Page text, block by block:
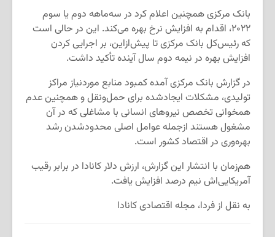
بانک مرکزی همچنین اعلام کرد در سه‌ماهه دوم یا سوم
۲۰۲۲، اقدام به افزایش نرخ بهره می‌کند. این در حالی است
که رئیس‌کل بانک مرکزی تا پیش‌ازاین، بر اجرایی کردن
افزایش بهره در نیمه دوم سال آینده تأکید داشت.
در گزارش بانک مرکزی آمده کمبود منابع موردنیاز مراکز
تولیدی، مشکلات ایجادشده برای حمل‌ونقل و همچنین عدم
همخوانی تخصص نیروهای انسانی با مشاغلی که در آن
مشغول هستند ازجمله عوامل اصلی محدودشدن رشد
بهره‌وری در اقتصاد کشور است.
هم‌زمان با انتشار این گزارش، ارزش دلار کانادا در برابر رقیب
آمریکایی‌اش نیم درصد افزایش یافت.
به نقل از فردا، مجله اقتصادی کانادا